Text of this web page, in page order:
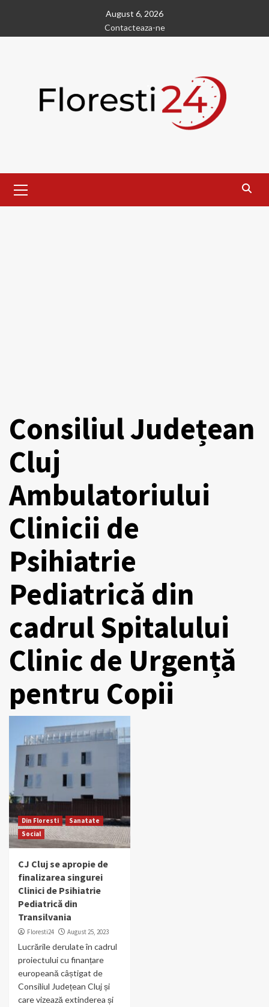
content
August 6, 2026
Contacteaza-ne
Menu
Consiliul Județean
Cluj
Ambulatoriului
Clinicii de
Psihiatrie
Pediatrică din
cadrul Spitalului
Clinic de Urgență
pentru Copii
Din Floresti
Sanatate
Social
CJ Cluj se apropie de
finalizarea singurei
Clinici de Psihiatrie
Pediatrică din
Transilvania
Floresti24 August 25, 2023
Lucrările derulate în cadrul
proiectului cu finanțare
europeană câștigat de
Consiliul Județean Cluj și
care vizează extinderea și